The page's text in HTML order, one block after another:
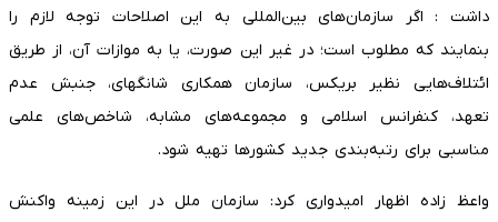
داشت : اگر سازمان‌های بین‌المللی به این اصلاحات توجه لازم را
بنمایند که مطلوب است؛ در غیر این صورت، یا به موازات آن، از طریق
ائتلاف‌هایی نظیر بریکس، سازمان همکاری شانگهای، جنبش عدم
تعهد، کنفرانس اسلامی و مجموعه‌های مشابه، شاخص‌های علمی
مناسبی برای رتبه‌بندی‌ جدید کشورها تهیه شود.
واعظ زاده اظهار امیدواری کرد: سازمان ملل در این زمینه واکنش